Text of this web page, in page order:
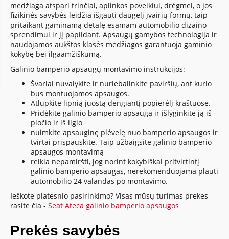
medžiaga atspari trinčiai, aplinkos poveikiui, drėgmei, o jos
fizikinės savybės leidžia išgauti daugelį įvairių formų, taip
pritaikant gaminamą detalę esamam automobilio dizaino
sprendimui ir jį papildant. Apsaugų gamybos technologija ir
naudojamos aukštos klasės medžiagos garantuoja gaminio
kokybę bei ilgaamžiškumą.
Galinio bamperio apsaugų montavimo instrukcijos:
Švariai nuvalykite ir nuriebalinkite paviršių, ant kurio
bus montuojamos apsaugos.
Atlupkite lipnią juostą dengiantį popierėlį kraštuose.
Pridėkite galinio bamperio apsaugą ir išlyginkite ją iš
pločio ir iš ilgio
nuimkite apsauginę plėvelę nuo bamperio apsaugos ir
tvirtai prispauskite. Taip užbaigsite galinio bamperio
apsaugos montavimą
reikia nepamiršti, jog norint kokybiškai pritvirtintį
galinio bamperio apsaugas, nerekomenduojama plauti
automobilio 24 valandas po montavimo.
Ieškote platesnio pasirinkimo? Visas mūsų turimas prekes
rasite čia -Seat Ateca galinio bamperio apsaugos
Prekės savybės